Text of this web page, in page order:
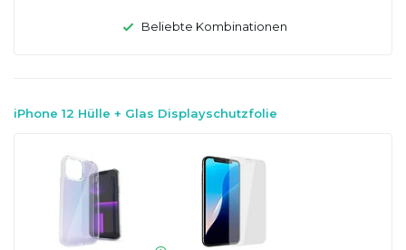
Beliebte Kombinationen
iPhone 12 Hülle + Glas Displayschutzfolie